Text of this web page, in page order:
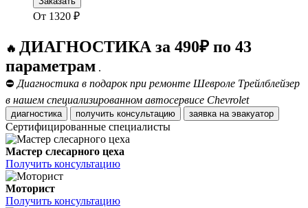
От 1320 ₽
🔥 ДИАГНОСТИКА за 490₽ по 43
параметрам .
⛔ Диагностика в подарок при ремонте Шевроле Трейлблейзер
в нашем специализированном автосервисе Chevrolet
диагностика получить консультацию заявка на эвакуатор
Сертифицированные специалисты
Мастер слесарного цеха
Получить консультацию
Моторист
Получить консультацию